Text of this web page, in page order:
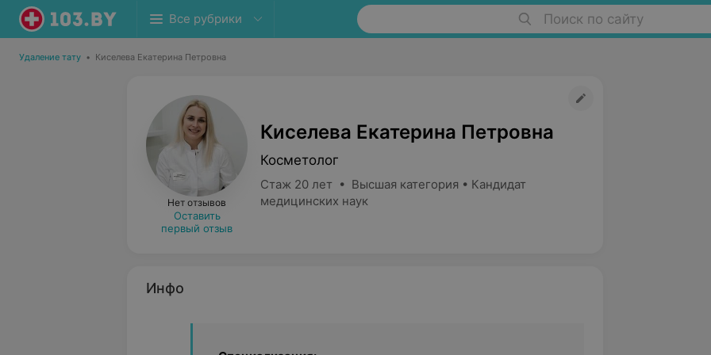
Все рубрики Поиск по сайту
Удаление тату • Киселева Екатерина Петровна
Нет отзывов
Оставить
первый отзыв
Киселева Екатерина Петровна
Косметолог
Стаж 20 лет • Высшая категория • Кандидат
медицинских наук
Инфо